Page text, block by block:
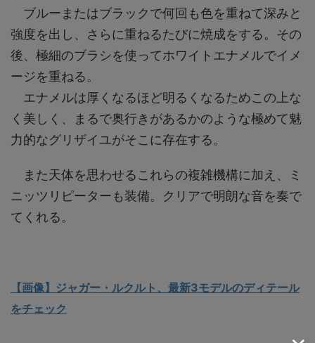
ブルーまたはブラックで何回も色を重ねて深みと
強度を出し、さらに重ねるたびに焼成をする。その
後、極細のブラシを使ってホワイトエナメルでイメ
ージを重ねる。
エナメルは厚くなるほど明るくなるためこの上な
く美しく、まるで奥行きがあるかのような極めて魅
力的なグリザイユがそこに存在する。
また天体を思わせるこれらの複雑機構に加え、ミ
ニッツリピーターも装備。クリアで明朗な音を奏で
てくれる。
【画像】ジャガー・ルクルト、最新3モデルのディテール
をチェック